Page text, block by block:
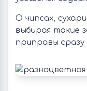
О чипсах,
выбирая такие
приправы сразу